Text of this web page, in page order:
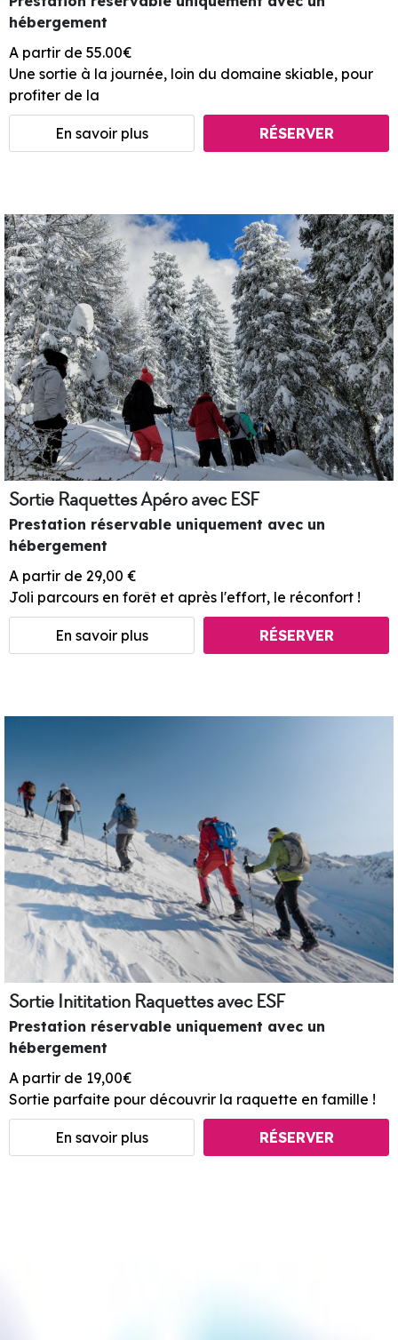
hébergement
A partir de 55.00€
Une sortie à la journée, loin du domaine skiable, pour
profiter de la
En savoir plus RÉSERVER
Sortie Raquettes Apéro avec ESF
Prestation réservable uniquement avec un
hébergement
A partir de 29,00 €
Joli parcours en forêt et après l'effort, le réconfort !
En savoir plus RÉSERVER
Sortie Inititation Raquettes avec ESF
Prestation réservable uniquement avec un
hébergement
A partir de 19,00€
Sortie parfaite pour découvrir la raquette en famille !
En savoir plus RÉSERVER